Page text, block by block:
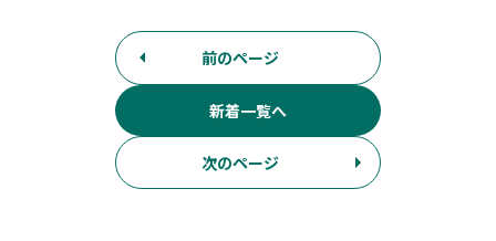
前のページ
新着一覧へ
次のページ